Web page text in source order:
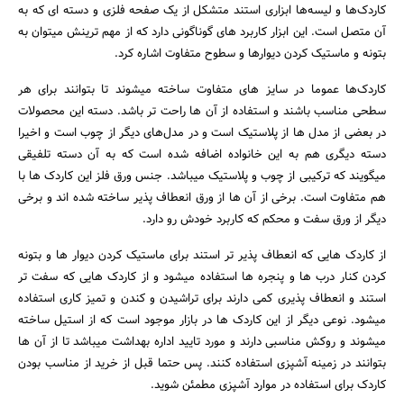
کاردک‌ها و لیسه‌ها ابزاری استند متشکل از یک صفحه فلزی و دسته ای که به
آن متصل است. این ابزار کاربرد های گوناگونی دارد که از مهم ترینش میتوان به
بتونه و ماستیک کردن دیوارها و سطوح متفاوت اشاره کرد.
کاردک‌ها عموما در سایز های متفاوت ساخته میشوند تا بتوانند برای هر
سطحی مناسب باشند و استفاده از آن ها راحت تر باشد. دسته این محصولات
در بعضی از مدل ها از پلاستیک است و در مدل‌های دیگر از چوب است و اخیرا
دسته دیگری هم به این خانواده اضافه شده است که به آن دسته تلفیقی
میگویند که ترکیبی از چوب و پلاستیک میباشد. جنس ورق فلز این کاردک ها با
هم متفاوت است. برخی از آن ها از ورق انعطاف پذیر ساخته شده اند و برخی
دیگر از ورق سفت و محکم که کاربرد خودش رو دارد.
از کاردک هایی که انعطاف پذیر تر استند برای ماستیک کردن دیوار ها و بتونه
کردن کنار درب ها و پنجره ها استفاده میشود و از کاردک هایی که سفت تر
استند و انعطاف پذیری کمی دارند برای تراشیدن و کندن و تمیز کاری استفاده
میشود. نوعی دیگر از این کاردک ها در بازار موجود است که از استیل ساخته
میشوند و روکش مناسبی دارند و مورد تایید اداره بهداشت میباشد تا از آن ها
بتوانند در زمینه آشپزی استفاده کنند. پس حتما قبل از خرید از مناسب بودن
کاردک برای استفاده در موارد آشپزی مطمئن شوید.